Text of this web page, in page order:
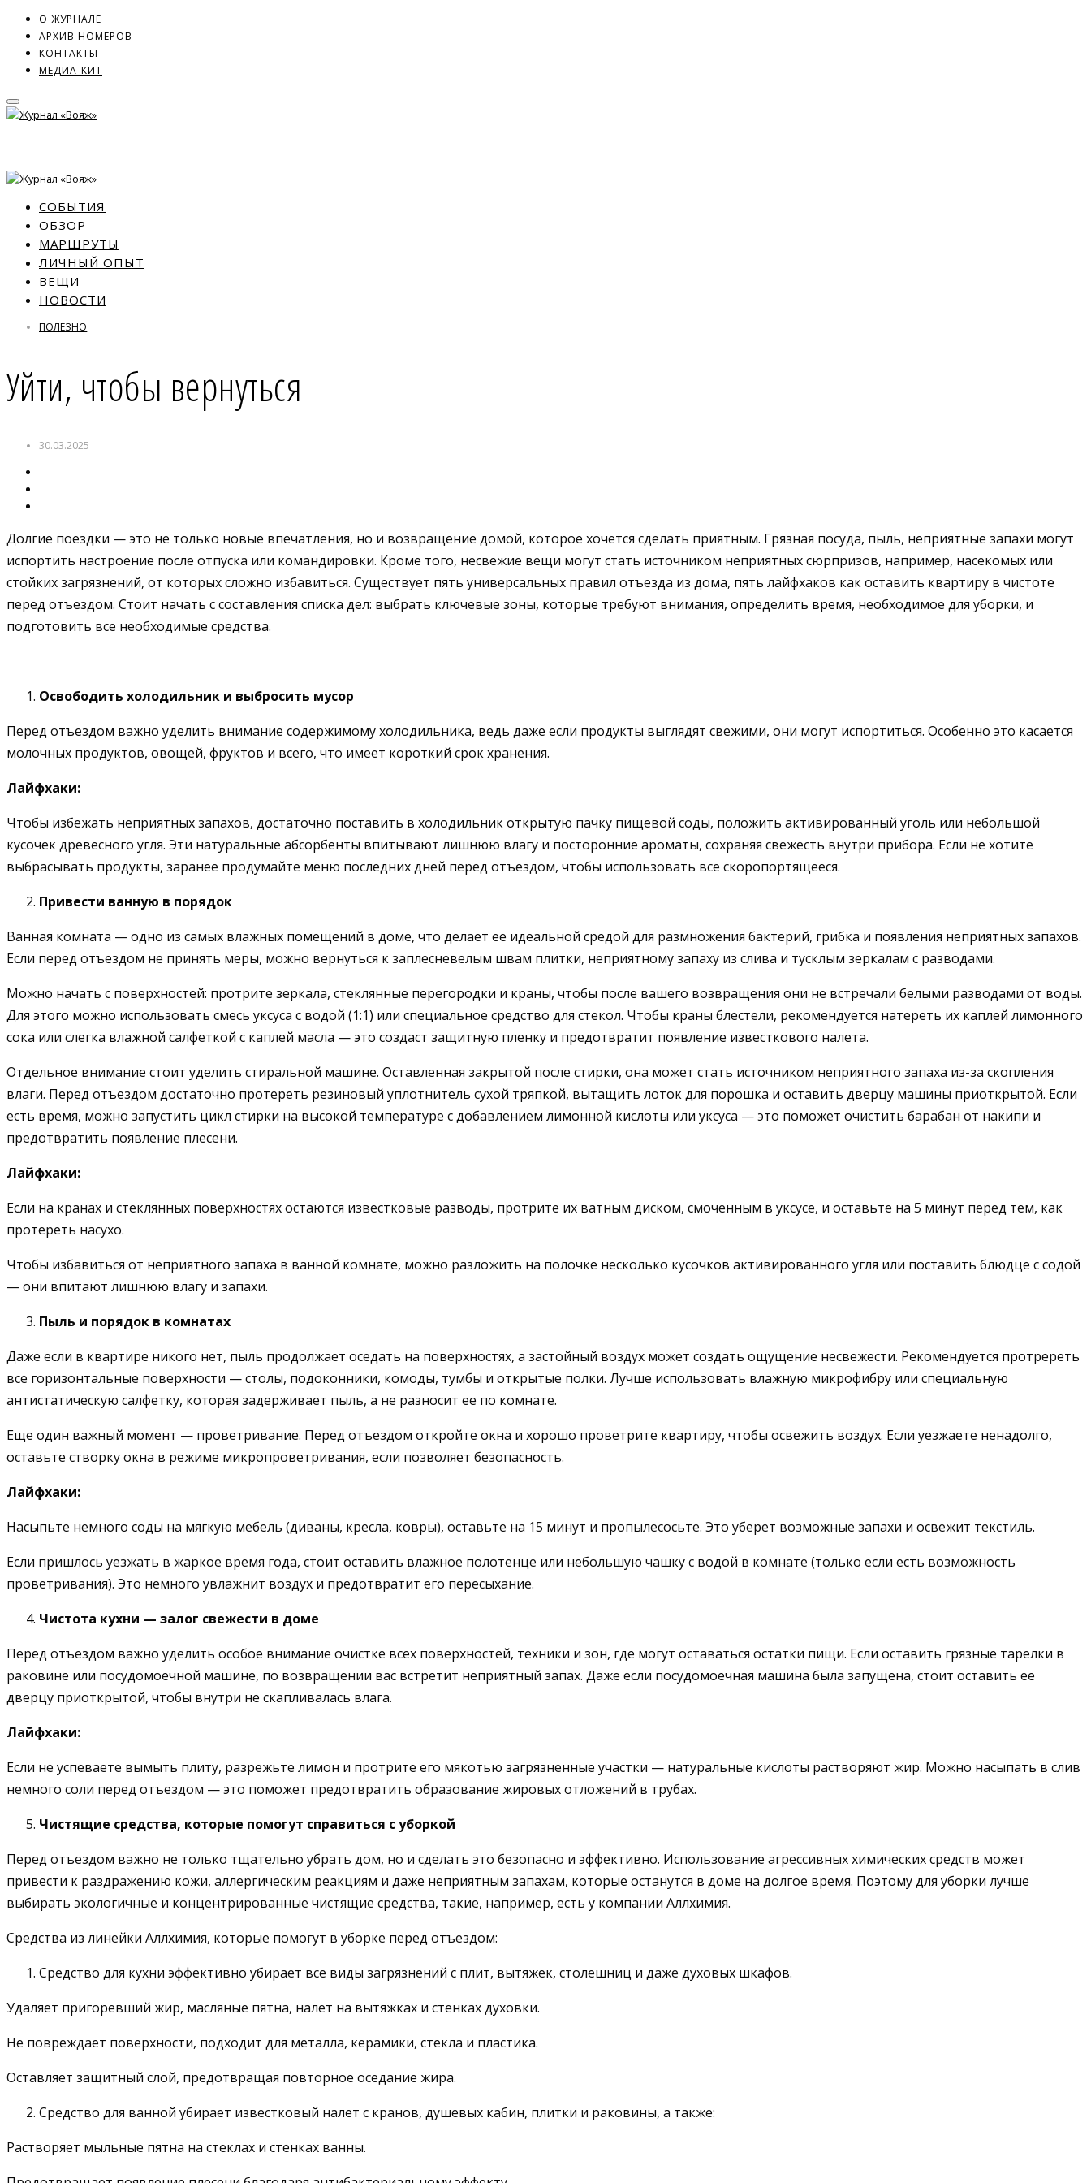
О ЖУРНАЛЕ
АРХИВ НОМЕРОВ
КОНТАКТЫ
МЕДИА-КИТ
СОБЫТИЯ
ОБЗОР
МАРШРУТЫ
ЛИЧНЫЙ ОПЫТ
ВЕЩИ
НОВОСТИ
ПОЛЕЗНО
Уйти, чтобы вернуться
30.03.2025
Долгие поездки — это не только новые впечатления, но и возвращение домой, которое хочется сделать приятным. Грязная посуда, пыль, неприятные запахи могут
испортить настроение после отпуска или командировки. Кроме того, несвежие вещи могут стать источником неприятных сюрпризов, например, насекомых или
стойких загрязнений, от которых сложно избавиться. Существует пять универсальных правил отъезда из дома, пять лайфхаков как оставить квартиру в чистоте
перед отъездом. Стоит начать с составления списка дел: выбрать ключевые зоны, которые требуют внимания, определить время, необходимое для уборки, и
подготовить все необходимые средства.
Освободить холодильник и выбросить мусор
Перед отъездом важно уделить внимание содержимому холодильника, ведь даже если продукты выглядят свежими, они могут испортиться. Особенно это касается
молочных продуктов, овощей, фруктов и всего, что имеет короткий срок хранения.
Лайфхаки:
Чтобы избежать неприятных запахов, достаточно поставить в холодильник открытую пачку пищевой соды, положить активированный уголь или небольшой
кусочек древесного угля. Эти натуральные абсорбенты впитывают лишнюю влагу и посторонние ароматы, сохраняя свежесть внутри прибора. Если не хотите
выбрасывать продукты, заранее продумайте меню последних дней перед отъездом, чтобы использовать все скоропортящееся.
Привести ванную в порядок
Ванная комната — одно из самых влажных помещений в доме, что делает ее идеальной средой для размножения бактерий, грибка и появления неприятных запахов.
Если перед отъездом не принять меры, можно вернуться к заплесневелым швам плитки, неприятному запаху из слива и тусклым зеркалам с разводами.
Можно начать с поверхностей: протрите зеркала, стеклянные перегородки и краны, чтобы после вашего возвращения они не встречали белыми разводами от воды.
Для этого можно использовать смесь уксуса с водой (1:1) или специальное средство для стекол. Чтобы краны блестели, рекомендуется натереть их каплей лимонного
сока или слегка влажной салфеткой с каплей масла — это создаст защитную пленку и предотвратит появление известкового налета.
Отдельное внимание стоит уделить стиральной машине. Оставленная закрытой после стирки, она может стать источником неприятного запаха из-за скопления
влаги. Перед отъездом достаточно протереть резиновый уплотнитель сухой тряпкой, вытащить лоток для порошка и оставить дверцу машины приоткрытой. Если
есть время, можно запустить цикл стирки на высокой температуре с добавлением лимонной кислоты или уксуса — это поможет очистить барабан от накипи и
предотвратить появление плесени.
Лайфхаки:
Если на кранах и стеклянных поверхностях остаются известковые разводы, протрите их ватным диском, смоченным в уксусе, и оставьте на 5 минут перед тем, как
протереть насухо.
Чтобы избавиться от неприятного запаха в ванной комнате, можно разложить на полочке несколько кусочков активированного угля или поставить блюдце с содой
— они впитают лишнюю влагу и запахи.
Пыль и порядок в комнатах
Даже если в квартире никого нет, пыль продолжает оседать на поверхностях, а застойный воздух может создать ощущение несвежести. Рекомендуется протререть
все горизонтальные поверхности — столы, подоконники, комоды, тумбы и открытые полки. Лучше использовать влажную микрофибру или специальную
антистатическую салфетку, которая задерживает пыль, а не разносит ее по комнате.
Еще один важный момент — проветривание. Перед отъездом откройте окна и хорошо проветрите квартиру, чтобы освежить воздух. Если уезжаете ненадолго,
оставьте створку окна в режиме микропроветривания, если позволяет безопасность.
Лайфхаки:
Насыпьте немного соды на мягкую мебель (диваны, кресла, ковры), оставьте на 15 минут и пропылесосьте. Это уберет возможные запахи и освежит текстиль.
Если пришлось уезжать в жаркое время года, стоит оставить влажное полотенце или небольшую чашку с водой в комнате (только если есть возможность
проветривания). Это немного увлажнит воздух и предотвратит его пересыхание.
Чистота кухни — залог свежести в доме
Перед отъездом важно уделить особое внимание очистке всех поверхностей, техники и зон, где могут оставаться остатки пищи. Если оставить грязные тарелки в
раковине или посудомоечной машине, по возвращении вас встретит неприятный запах. Даже если посудомоечная машина была запущена, стоит оставить ее
дверцу приоткрытой, чтобы внутри не скапливалась влага.
Лайфхаки:
Если не успеваете вымыть плиту, разрежьте лимон и протрите его мякотью загрязненные участки — натуральные кислоты растворяют жир. Можно насыпать в слив
немного соли перед отъездом — это поможет предотвратить образование жировых отложений в трубах.
Чистящие средства, которые помогут справиться с уборкой
Перед отъездом важно не только тщательно убрать дом, но и сделать это безопасно и эффективно. Использование агрессивных химических средств может
привести к раздражению кожи, аллергическим реакциям и даже неприятным запахам, которые останутся в доме на долгое время. Поэтому для уборки лучше
выбирать экологичные и концентрированные чистящие средства, такие, например, есть у компании Аллхимия.
Средства из линейки Аллхимия, которые помогут в уборке перед отъездом:
Средство для кухни эффективно убирает все виды загрязнений с плит, вытяжек, столешниц и даже духовых шкафов.
Удаляет пригоревший жир, масляные пятна, налет на вытяжках и стенках духовки.
Не повреждает поверхности, подходит для металла, керамики, стекла и пластика.
Оставляет защитный слой, предотвращая повторное оседание жира.
Средство для ванной убирает известковый налет с кранов, душевых кабин, плитки и раковины, а также:
Растворяет мыльные пятна на стеклах и стенках ванны.